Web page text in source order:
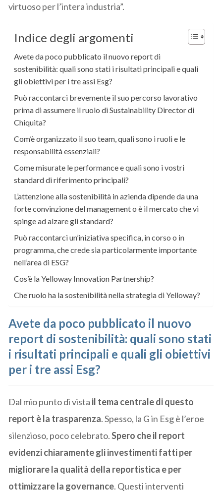
virtuoso per l’intera industria”.
Indice degli argomenti
Avete da poco pubblicato il nuovo report di
sostenibilità: quali sono stati i risultati principali e quali
gli obiettivi per i tre assi Esg?
Può raccontarci brevemente il suo percorso lavorativo
prima di assumere il ruolo di Sustainability Director di
Chiquita?
Com’è organizzato il suo team, quali sono i ruoli e le
responsabilità essenziali?
Come misurate le performance e quali sono i vostri
standard di riferimento principali?
L’attenzione alla sostenibilità in azienda dipende da una
forte convinzione del management o è il mercato che vi
spinge ad alzare gli standard?
Può raccontarci un’iniziativa specifica, in corso o in
programma, che crede sia particolarmente importante
nell’area di ESG?
Cos’è la Yelloway Innovation Partnership?
Che ruolo ha la sostenibilità nella strategia di Yelloway?
Avete da poco pubblicato il nuovo
report di sostenibilità: quali sono stati
i risultati principali e quali gli obiettivi
per i tre assi Esg?
Dal mio punto di vista il tema centrale di questo
report è la trasparenza. Spesso, la G in Esg è l’eroe
silenzioso, poco celebrato.Spero che il report
evidenzi chiaramente gli investimenti fatti per
migliorare la qualità della reportistica e per
ottimizzare la governance. Questi interventi